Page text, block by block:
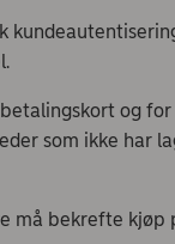
og
som ikke har
må bekrefte kjøp